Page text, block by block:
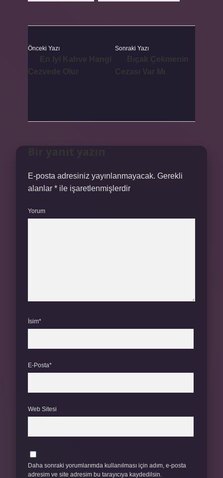
Önceki Yazı Sonraki Yazı
E-posta adresiniz yayınlanmayacak. Gerekli
alanlar * ile işaretlenmişlerdir
Yorum
İsim*
E-Posta*
Web Sitesi
Daha sonraki yorumlarımda kullanılması için adım, e-posta
adresim ve site adresim bu tarayıcıya kaydedilsin.